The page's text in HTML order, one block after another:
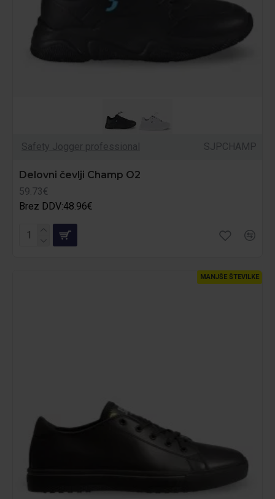
Safety Jogger professional SJPCHAMP
Delovni čevlji Champ O2
59.73€
Brez DDV:48.96€
MANJŠE ŠTEVILKE